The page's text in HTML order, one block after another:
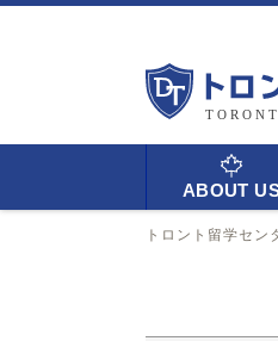
ABOUT
トロント留学セン